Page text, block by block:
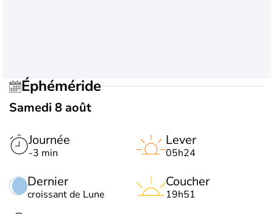
Éphéméride
Samedi 8 août
Journée
-3 min
Dernier
croissant de Lune
Lever
05h24
Coucher
19h51